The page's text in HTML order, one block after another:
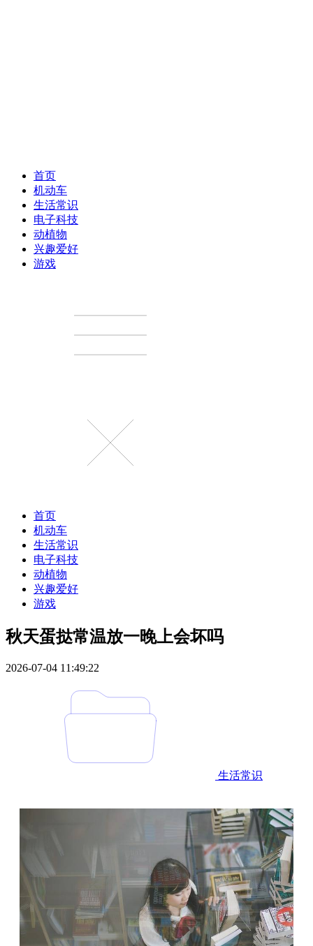
首页
机动车
生活常识
电子科技
动植物
兴趣爱好
游戏
首页
机动车
生活常识
电子科技
动植物
兴趣爱好
游戏
秋天蛋挞常温放一晚上会坏吗
2026-07-04 11:49:22
生活常识